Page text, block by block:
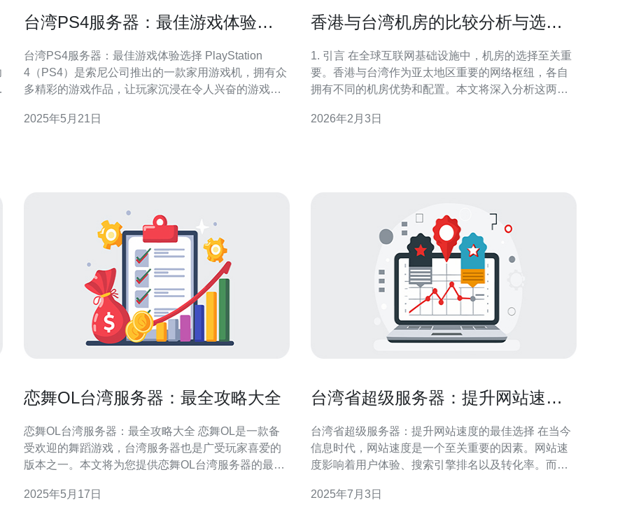
台湾PS4服务器：最佳游戏体验选
台湾PS4服务器：最佳游戏体验选择 PlayStation
4（PS4）是索尼公司推出的一款家用游戏机，拥有众
多精彩的游戏作品，让玩家沉浸在令人兴奋的游戏世
至关重要，而台湾的PS4服务器是一个不错的选择。
2025年5月21日
香港与台湾机房的比较分析与选择
1. 引言 在全球互联网基础设施中，机房的选择至关重
要。香港与台湾作为亚太地区重要的网络枢纽，各自
拥有不同的机房优势和配置。本文将深入分析这两个
性 香港机房的网络连接性相对较强，主要得益于其地
2026年2月3日
恋舞OL台湾服务器：最全攻略大全
恋舞OL台湾服务器：最全攻略大全 恋舞OL是一款备
受欢迎的舞蹈游戏，台湾服务器也是广受玩家喜爱的
版本之一。本文将为您提供恋舞OL台湾服务器的最全
中，选择一个适合自己的角色是至关重要的。不同的
2025年5月17日
台湾省超级服务器：提升网站速度
台湾省超级服务器：提升网站速度的最佳选择 在当今
信息时代，网站速度是一个至关重要的因素。网站速
度影响着用户体验、搜索引擎排名以及转化率。而选
度，为用户提供更好的访问体验。 台湾省超级服务器
2025年7月3日